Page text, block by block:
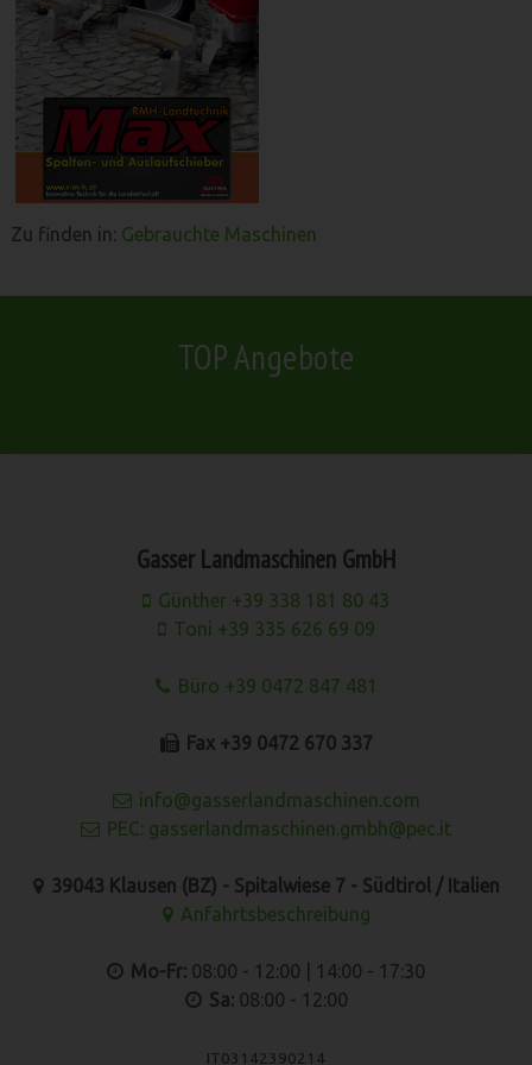
Zu finden in: Gebrauchte Maschinen
TOP Angebote
Gasser Landmaschinen GmbH
Günther +39 338 181 80 43
Toni +39 335 626 69 09
Büro +39 0472 847 481
Fax +39 0472 670 337
info@gasserlandmaschinen.com
PEC: gasserlandmaschinen.gmbh@pec.it
39043 Klausen (BZ) - Spitalwiese 7 - Südtirol / Italien
Anfahrtsbeschreibung
Mo-Fr: 08:00 - 12:00 | 14:00 - 17:30
Sa:08:00 - 12:00
IT03142390214